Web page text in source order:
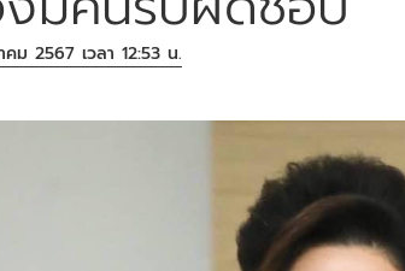
คม 2567 เวลา 12:53 น.